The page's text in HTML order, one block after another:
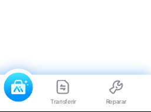
Transferir Reparar